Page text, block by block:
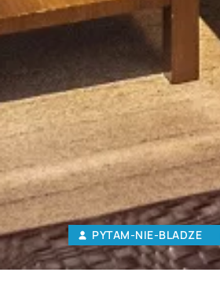
PYTAM-NIE-BLADZE